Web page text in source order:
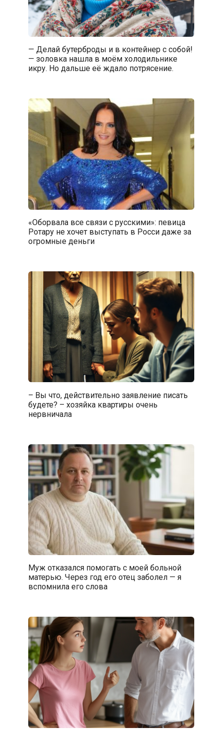
— Делай бутерброды и в контейнер с собой!
— золовка нашла в моём холодильнике
икру. Но дальше её ждало потрясение.
«Оборвала все связи с русскими»: певица
Ротару не хочет выступать в Росси даже за
огромные деньги
– Вы что, действительно заявление писать
будете? – хозяйка квартиры очень
нервничала
Муж отказался помогать с моей больной
матерью. Через год его отец заболел — я
вспомнила его слова